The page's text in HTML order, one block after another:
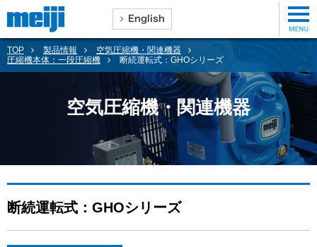
TOP 製品情報
空気圧縮機・関連機器
圧縮機本体：一段圧縮機
断続運転式：GHOシリーズ
空気圧縮機・関連機器
断続運転式：GHOシリーズ